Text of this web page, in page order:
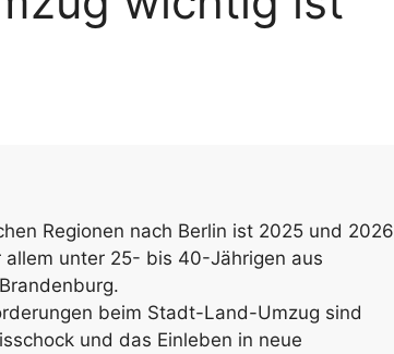
Regionen nach Berlin ist 2025 und 2026
unter 25- bis 40-Jährigen aus
beim Stadt-Land-Umzug sind
und das Einleben in neue